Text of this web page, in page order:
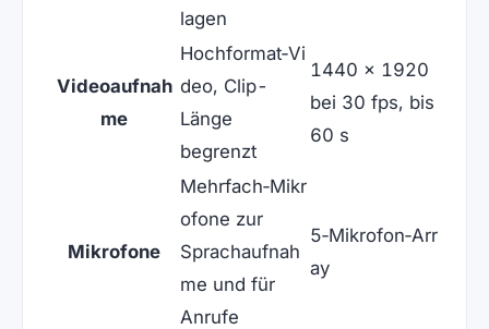
lagen
Videoaufnah
me
Hochformat‑Vi
deo, Clip-
Länge
begrenzt
1440 × 1920
bei 30 fps, bis
60 s
Mikrofone
Mehrfach‑Mikr
ofone zur
Sprachaufnah
me und für
Anrufe
5‑Mikrofon‑Arr
ay